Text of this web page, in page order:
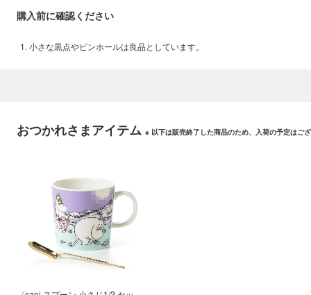
購入前に確認ください
小さな黒点やピンホールは良品としています。
おつかれさまアイテム ※ 以下は販売終了した商品のため、入荷の予定はご